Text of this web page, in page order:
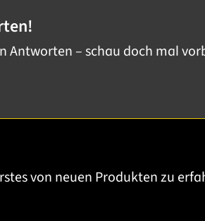
Antworten – schau doch mal
von neuen Produkten zu